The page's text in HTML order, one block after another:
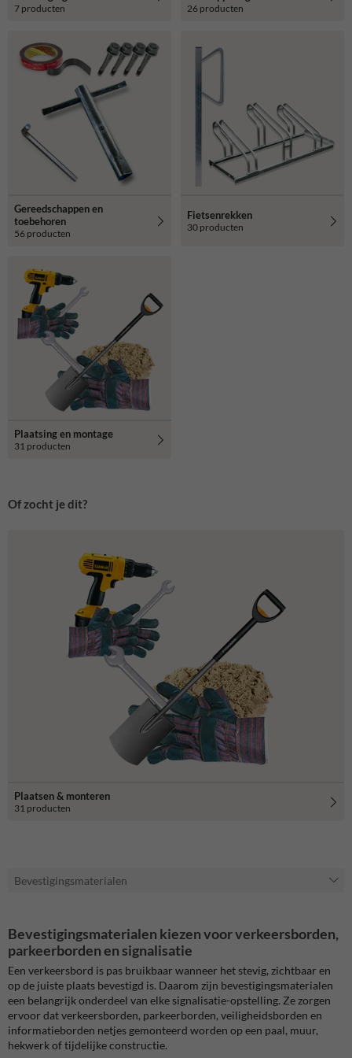
7 producten 26 producten
Gereedschappen en
toebehoren
56 producten
Fietsenrekken
30 producten
Plaatsing en montage
31 producten
Of zocht je dit?
Plaatsen & monteren
31 producten
Bevestigingsmaterialen
Bevestigingsmaterialen kiezen voor verkeersborden,
parkeerborden en signalisatie
Een verkeersbord is pas bruikbaar wanneer het stevig, zichtbaar en
op de juiste plaats bevestigd is. Daarom zijn bevestigingsmaterialen
een belangrijk onderdeel van elke signalisatie-opstelling. Ze zorgen
ervoor dat verkeersborden, parkeerborden, veiligheidsborden en
informatieborden netjes gemonteerd worden op een paal, muur,
hekwerk of tijdelijke constructie.